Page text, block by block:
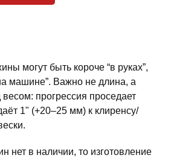
могут быть короче “в руках”,
машине”. Важно не длина, а
весом: прогрессия проседает
1" (+20–25 мм) к клиренсу/
нет в наличии, то изготовление